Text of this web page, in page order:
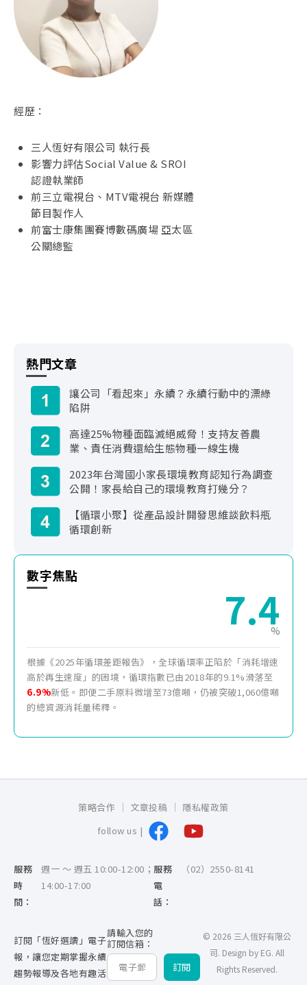
經歷：
三人恆好有限公司 執行長
影響力評估Social Value & SROI
認證執業師
前三立電視台、MTV電視台 新媒體
節目製作人
前富士康集團賽博數碼廣場 亞太區
公關總監
熱門文章
讓公司「看起來」永續？永續行動中的漂綠
陷阱
高達25%物種面臨滅絕威脅！支持友善農
業、責任消費還給生態物種一線生機
2023年台灣國小家長環境教育認知行為調查
公開！家長給自己的環境教育打幾分？
【循環小聚】從產品設計開發思維談飲料瓶
循環創新
數字焦點
%
7.0
根據《2025年循環差距報告》，全球循環率正陷於「消耗增速
高於再生速度」的困境，循環指數已由2018年的9.1%滑落至
6.9%新低。即便二手原料微增至73億噸，仍被突破1,060億噸
的總資源消耗量稀釋。
服務
時
間：
週一 ～ 週五 10:00-12:00；
14:00-17:00
服務
電
話：
（02）2550-8141
訂閱「恆好選讀」電子
報，讓您定期掌握永續
趨勢報導及各地有趣活
請輸入您的
訂閱信箱：
訂閱
© 2026 三人恆好有限公
司. Design by EG. All
Rights Reserved.
策略合作 文章投稿
隱私權政策
follow us |